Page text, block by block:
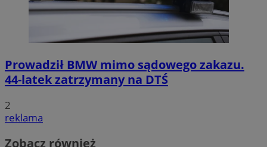
Prowadził BMW mimo sądowego zakazu.
44-latek zatrzymany na DTŚ
2
reklama
Zobacz również